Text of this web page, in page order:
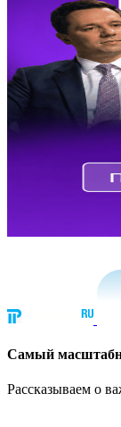
Cамый
Рассказываем о